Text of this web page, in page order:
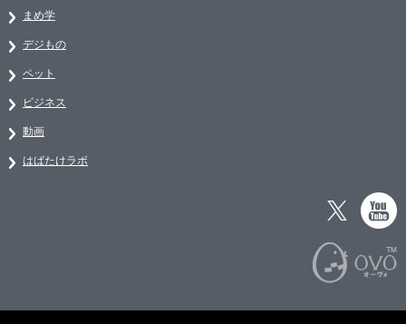
まめ学
デジもの
ペット
ビジネス
動画
はばたけラボ